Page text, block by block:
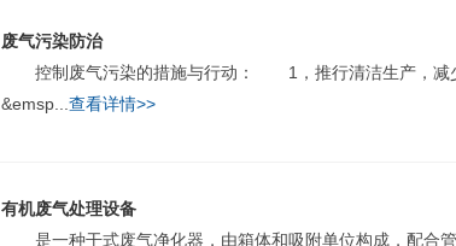
废气污染防治
控制废气污染的措施与行动： 1，推行清洁生产，减
&emsp... 查看详情>>
有机废气处理设备
是一种干式废气净化器，由箱体和吸附单位构成，配合